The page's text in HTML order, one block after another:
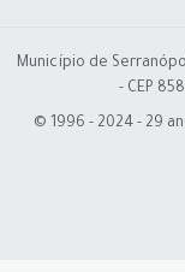
Município de
- CEP
© 1996 - 2024 - 29